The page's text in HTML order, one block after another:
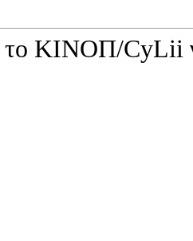
ΚΙΝOΠ/CyLii